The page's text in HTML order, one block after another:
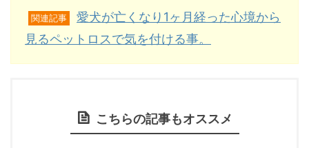
関連記事
愛犬が亡くなり1ヶ月経った心境から
見るペットロスで気を付ける事。
こちらの記事もオススメ